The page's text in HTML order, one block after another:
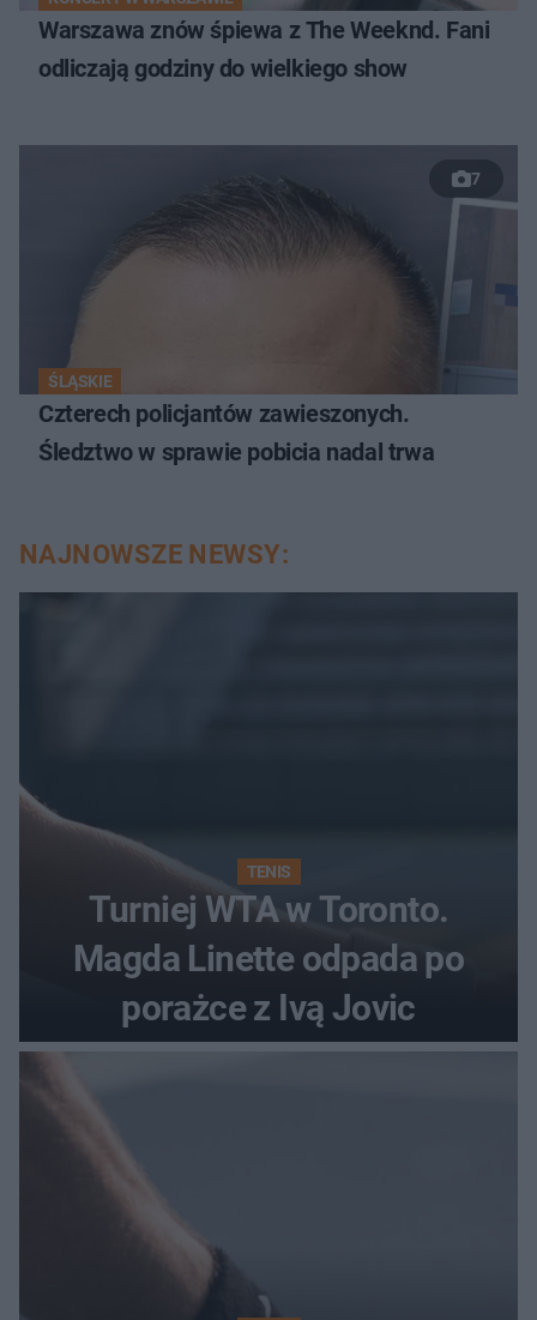
Warszawa znów śpiewa z The Weeknd. Fani
odliczają godziny do wielkiego show
7
ŚLĄSKIE
Czterech policjantów zawieszonych.
Śledztwo w sprawie pobicia nadal trwa
NAJNOWSZE NEWSY:
TENIS
Turniej WTA w Toronto.
Magda Linette odpada po
porażce z Ivą Jovic